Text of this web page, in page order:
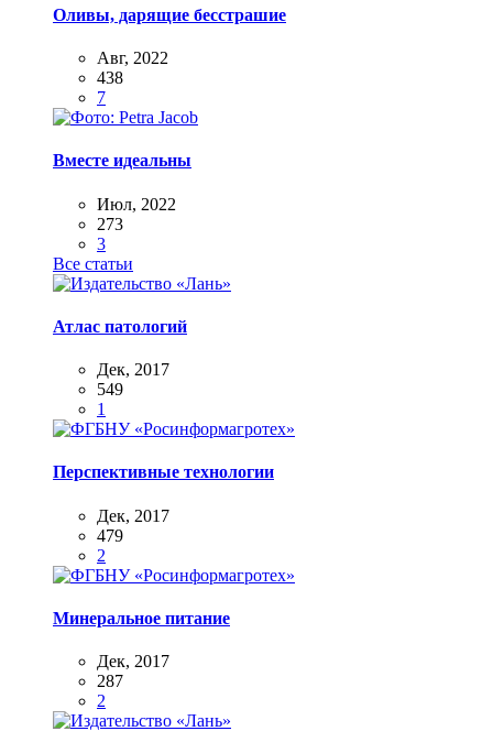
Оливы, дарящие бесстрашие
Авг, 2022
438
7
Вместе идеальны
Июл, 2022
273
3
Все статьи
Атлас патологий
Дек, 2017
549
1
Перспективные технологии
Дек, 2017
479
2
Минеральное питание
Дек, 2017
287
2